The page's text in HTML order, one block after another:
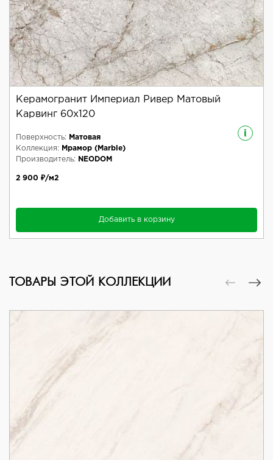
Керамогранит Империал Ривер Матовый
Карвинг 60x120
i
Поверхность:
Матовая
Коллекция:
Мрамор (Marble)
Производитель:
NEODOM
2 900 ₽/м2
Добавить в корзину
ТОВАРЫ ЭТОЙ КОЛЛЕКЦИИ